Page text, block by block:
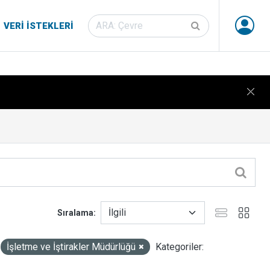
VERI İSTEKLERI
Sıralama
İşletme ve İştirakler Müdürlüğü
Kategoriler: